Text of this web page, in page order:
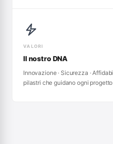
VALORI
Il nostro DNA
Innovazione · Sicurezza ·
pilastri che guidano ogni